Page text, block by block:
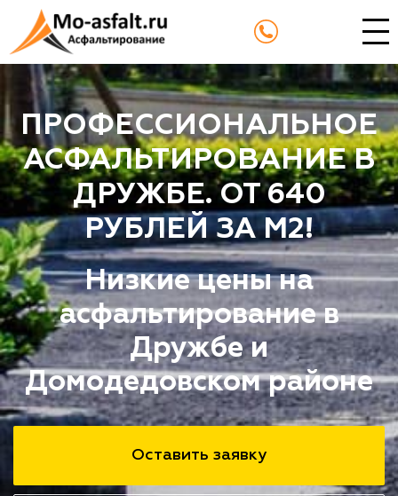
ПРОФЕССИОНАЛЬНОЕ
АСФАЛЬТИРОВАНИЕ В
ДРУЖБЕ. ОТ 640
РУБЛЕЙ ЗА М2!
Низкие цены на
асфальтирование в
Дружбе и
Домодедовском районе
Оставить заявку